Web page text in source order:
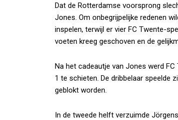
Dat de Rotterdamse voorsprong
Jones. Om onbegrijpelijke redenen
inspelen, terwijl er vier FC Twente-
voeten kreeg geschoven en de
Na het cadeautje van Jones werd
1 te schieten. De dribbelaar speelde
geblokt worden.
In de tweede helft verzuimde